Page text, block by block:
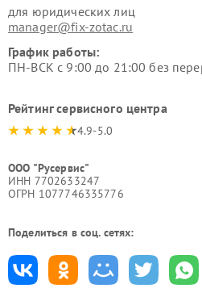
для юридических лиц
manager@fix-zotac.ru
График работы:
ПН-ВСК с 9:00 до 21:00 без
Рейтинг сервисного центра
4.9-5.0
ООО "Русервис"
ИНН 7702633247
ОГРН 1077746335776
Поделиться в соц. сетях: